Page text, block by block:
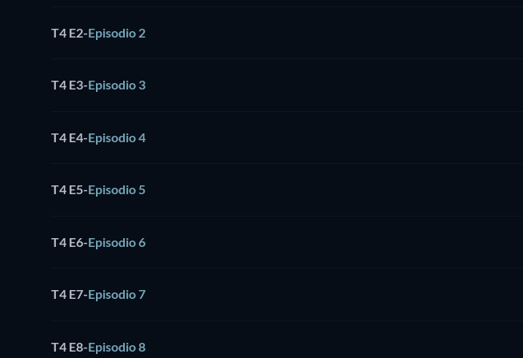
T4 E2-Episodio 2
T4 E3-Episodio 3
T4 E4-Episodio 4
T4 E5-Episodio 5
T4 E6-Episodio 6
T4 E7-Episodio 7
T4 E8-Episodio 8